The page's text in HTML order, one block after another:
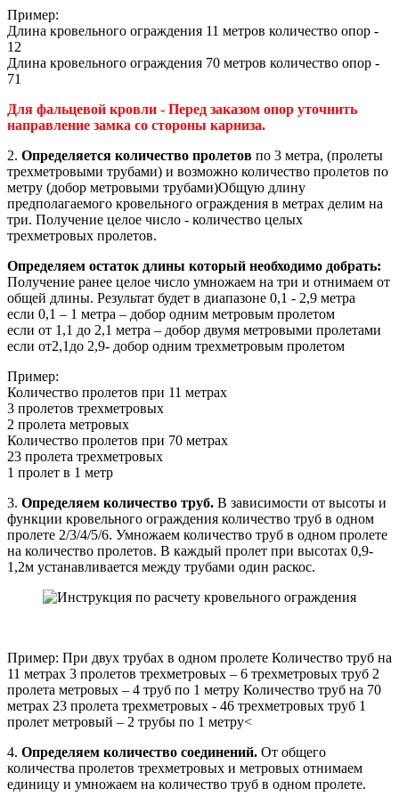
Пример:
Длина кровельного ограждения 11 метров количество опор -
12
Длина кровельного ограждения 70 метров количество опор -
71
Для фальцевой кровли - Перед заказом опор уточнить
направление замка со стороны карниза.
2. Определяется количество пролетов по 3 метра, (пролеты
трехметровыми трубами) и возможно количество пролетов по
метру (добор метровыми трубами)Общую длину
предполагаемого кровельного ограждения в метрах делим на
три. Получение целое число - количество целых
трехметровых пролетов.
Определяем остаток длины который необходимо добрать:
Получение ранее целое число умножаем на три и отнимаем от
общей длины. Результат будет в диапазоне 0,1 - 2,9 метра
если 0,1 – 1 метра – добор одним метровым пролетом
если от 1,1 до 2,1 метра – добор двумя метровыми пролетами
если от2,1до 2,9- добор одним трехметровым пролетом
Пример:
Количество пролетов при 11 метрах
3 пролетов трехметровых
2 пролета метровых
Количество пролетов при 70 метрах
23 пролета трехметровых
1 пролет в 1 метр
3. Определяем количество труб. В зависимости от высоты и
функции кровельного ограждения количество труб в одном
пролете 2/3/4/5/6. Умножаем количество труб в одном пролете
на количество пролетов. В каждый пролет при высотах 0,9-
1,2м устанавливается между трубами один раскос.
Пример: При двух трубах в одном пролете Количество труб на
11 метрах 3 пролетов трехметровых – 6 трехметровых труб 2
пролета метровых – 4 труб по 1 метру Количество труб на 70
метрах 23 пролета трехметровых - 46 трехметровых труб 1
пролет метровый – 2 трубы по 1 метру<
4. Определяем количество соединений. От общего
количества пролетов трехметровых и метровых отнимаем
единицу и умножаем на количество труб в одном пролете.